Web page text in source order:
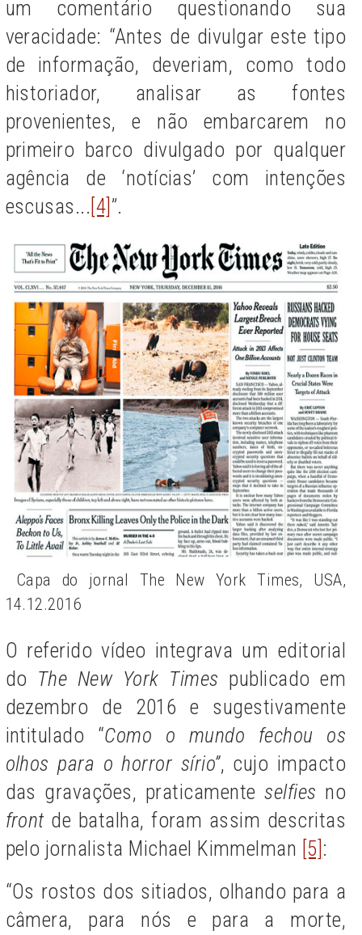
um comentário questionando sua
veracidade: “Antes de divulgar este tipo
de informação, deveriam, como todo
historiador, analisar as fontes
provenientes, e não embarcarem no
primeiro barco divulgado por qualquer
agência de ‘notícias’ com intenções
escusas...[4]”.
Capa do jornal The New York Times, USA,
14.12.2016
O referido vídeo integrava um editorial
do The New York Times publicado em
dezembro de 2016 e sugestivamente
intitulado “Como o mundo fechou os
olhos para o horror sírio”, cujo impacto
das gravações, praticamenteselfies no
front de batalha, foram assim descritas
pelo jornalista Michael Kimmelman [5]:
“Os rostos dos sitiados, olhando para a
câmera, para nós e para a morte,